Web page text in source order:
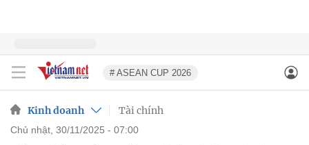
# ASEAN CUP 2026
Kinh doanh Tài chính
chủ nhật, 30/11/2025 - 07:00